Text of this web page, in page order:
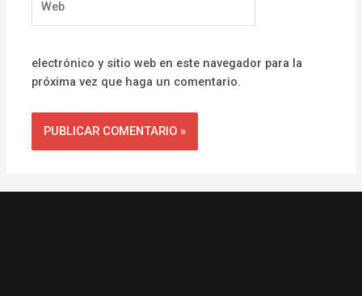
electrónico y sitio web en este navegador para la
próxima vez que haga un comentario.